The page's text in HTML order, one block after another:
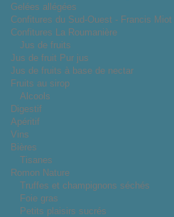
Gelées allégées
Confitures du Sud-Ouest - Francis Miot
Confitures La Roumanière
Jus de fruits
Jus de fruit Pur jus
Jus de fruits à base de nectar
Fruits au sirop
Alcools
Digestif
Apéritif
Vins
Bières
Tisanes
Romon Nature
Truffes et champignons séchés
Foie gras
Petits plaisirs sucrés